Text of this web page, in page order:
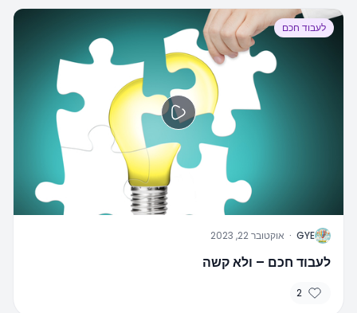
לעבוד חכם
G
GYE
· אוקטובר 22, 2023
לעבוד חכם – ולא קשה
2